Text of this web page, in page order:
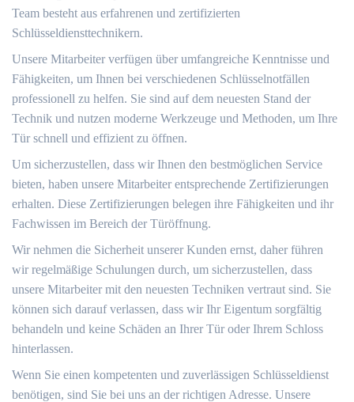
Team besteht aus erfahrenen und zertifizierten
Schlüsseldiensttechnikern.​
Unsere Mitarbeiter verfügen über umfangreiche Kenntnisse und
Fähigkeiten, um Ihnen bei verschiedenen Schlüsselnotfällen
professionell zu helfen. Sie sind auf dem neuesten Stand der
Technik und nutzen moderne Werkzeuge und Methoden, um Ihre
Tür schnell und effizient zu öffnen.​
Um sicherzustellen, dass wir Ihnen den bestmöglichen Service
bieten, haben unsere Mitarbeiter entsprechende Zertifizierungen
erhalten.​ Diese Zertifizierungen belegen ihre Fähigkeiten und ihr
Fachwissen im Bereich der Türöffnung.​
Wir nehmen die Sicherheit unserer Kunden ernst, daher führen
wir regelmäßige Schulungen durch, um sicherzustellen, dass
unsere Mitarbeiter mit den neuesten Techniken vertraut sind.​ Sie
können sich darauf verlassen, dass wir Ihr Eigentum sorgfältig
behandeln und keine Schäden an Ihrer Tür oder Ihrem Schloss
hinterlassen.​
Wenn Sie einen kompetenten und zuverlässigen Schlüsseldienst
benötigen, sind Sie bei uns an der richtigen Adresse.​ Unsere